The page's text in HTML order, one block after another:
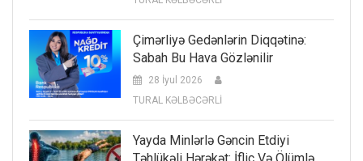
Çimərliyə Gedənlərin Diqqətinə:
Sabah Bu Hava Gözlənilir
28 İyul 2026
TURAL KƏLBƏCƏRLİ
Yayda Minlərlə Gəncin Etdiyi
Təhlükəli Hərəkət: İflic Və Ölümlə